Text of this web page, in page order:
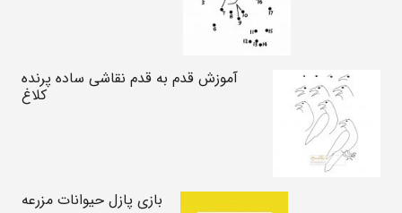
آموزش قدم به قدم نقاشی ساده پرنده
کلاغ
بازی پازل حیوانات مزرعه